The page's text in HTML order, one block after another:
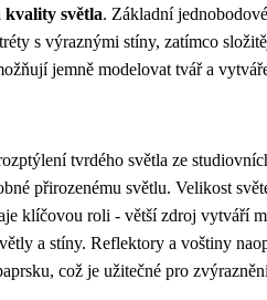
kvality světla. Základní
s výraznými stíny, zatímco
jemně modelovat tvář a
tvrdého světla ze
přirozenému světlu. Velikost
klíčovou roli - větší zdroj vytváří
a stíny. Reflektory a voštiny
což je užitečné pro